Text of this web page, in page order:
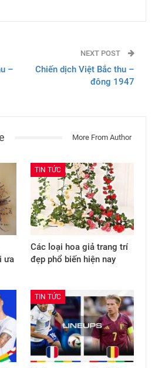
–
NEXT POST
Chiến dịch Việt Bắc thu –
đông 1947
More From Author
ưa
TIN TỨC
Các loại hoa giả trang trí
đẹp phổ biến hiện nay
TIN TỨC